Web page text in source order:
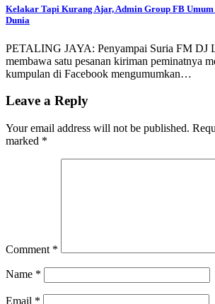
Kelakar Tapi Kurang Ajar, Admin Group FB
Dunia
PETALING JAYA: Penyampai Suria FM DJ
membawa satu pesanan kiriman peminatnya
kumpulan di Facebook mengumumkan…
Leave a Reply
Your email address will not be published.
marked *
Comment *
Name *
Email *